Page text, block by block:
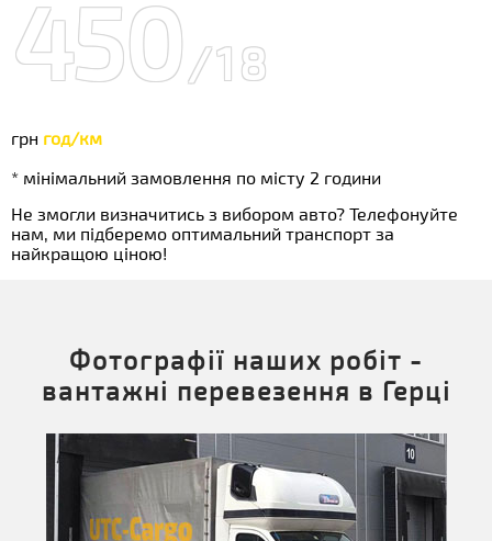
450/18
грн год/км
* мінімальний замовлення по місту 2 години
Не змогли визначитись з вибором авто? Телефонуйте
нам, ми підберемо оптимальний транспорт за
найкращою ціною!
Фотографії наших робіт -
вантажні перевезення в Герці